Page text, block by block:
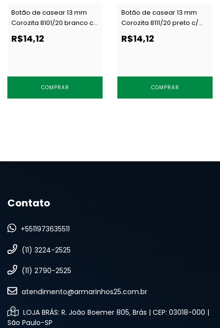
Botão de casear 13 mm
Corozita 8101/20 branco c/
144 un
R$14,12
COMPRAR
Botão de casear 13 mm
Corozita 8111/20 preto c/
144 un
R$14,12
COMPRAR
Contato
+5511973635511
(11) 3224-2525
(11) 2790-2525
atendimento@armarinhos25.com.br
LOJA BRÁS: R. João Boemer 805, Brás | CEP: 03018-000 |
São Paulo-SP